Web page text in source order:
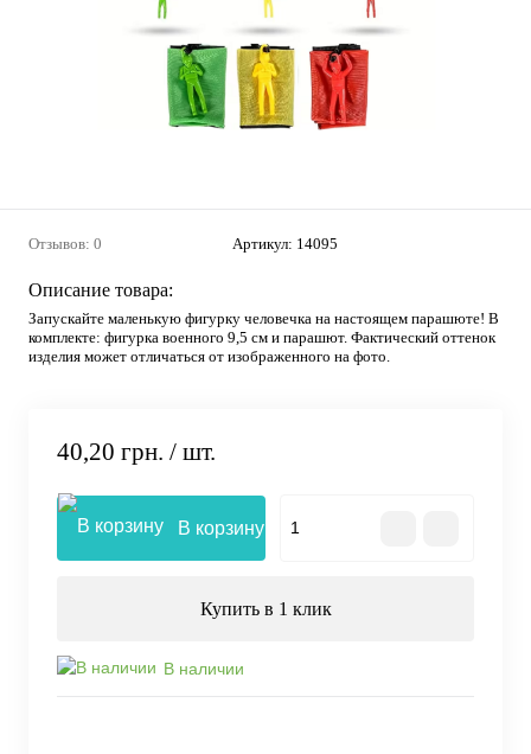
Отзывов: 0 Артикул: 14095
Описание товара:
Запускайте маленькую фигурку человечка на настоящем парашюте! В
комплекте: фигурка военного 9,5 см и парашют. Фактический оттенок
изделия может отличаться от изображенного на фото.
40,20 грн. / шт.
В корзину
Купить в 1 клик
В наличии